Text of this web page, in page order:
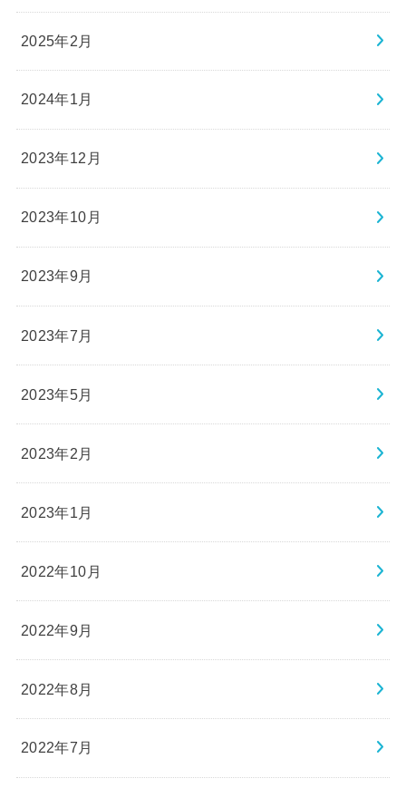
2025年2月
2024年1月
2023年12月
2023年10月
2023年9月
2023年7月
2023年5月
2023年2月
2023年1月
2022年10月
2022年9月
2022年8月
2022年7月